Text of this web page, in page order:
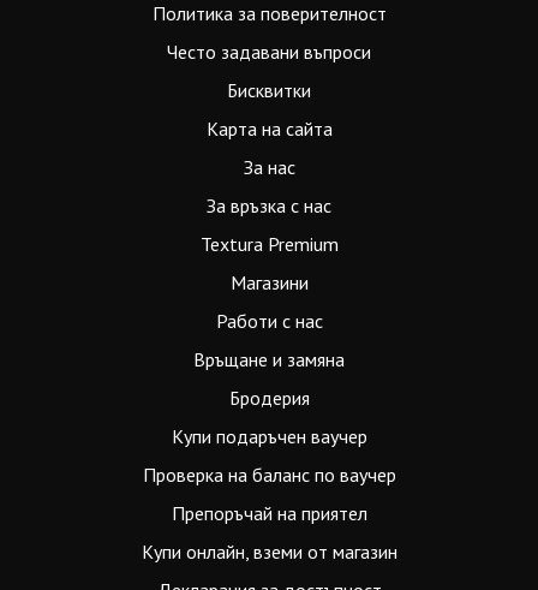
Политика за поверителност
Често задавани въпроси
Бисквитки
Карта на сайта
За нас
За връзка с нас
Textura Premium
Магазини
Работи с нас
Връщане и замяна
Бродерия
Купи подаръчен ваучер
Проверка на баланс по ваучер
Препоръчай на приятел
Купи онлайн, вземи от магазин